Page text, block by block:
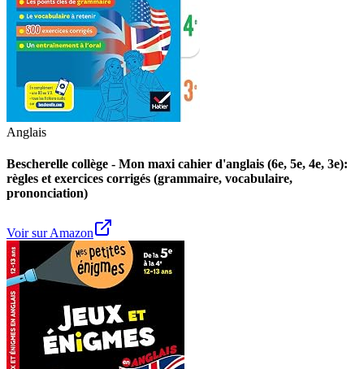
Anglais
Bescherelle collège - Mon maxi cahier d'anglais (6e, 5e, 4e, 3e):
règles et exercices corrigés (grammaire, vocabulaire,
prononciation)
Voir sur Amazon